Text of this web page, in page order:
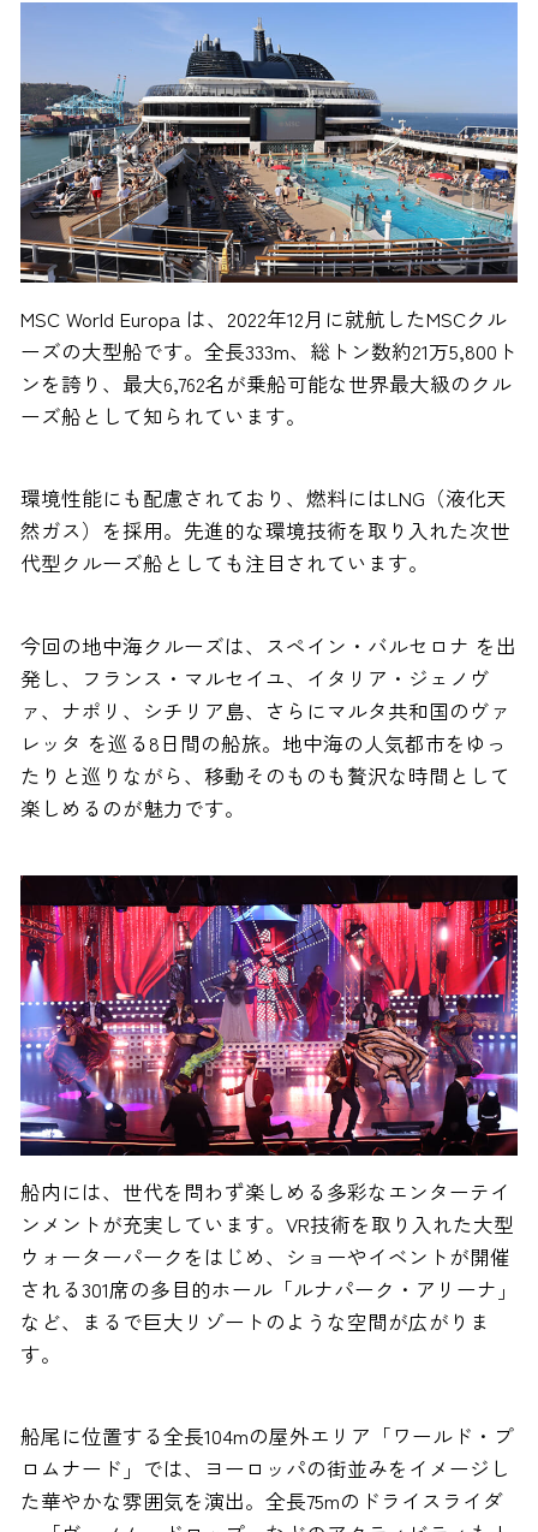
MSC World Europa は、2022年12月に就航したMSCクル
ーズの大型船です。全長333m、総トン数約21万5,800ト
ンを誇り、最大6,762名が乗船可能な世界最大級のクル
ーズ船として知られています。
環境性能にも配慮されており、燃料にはLNG（液化天
然ガス）を採用。先進的な環境技術を取り入れた次世
代型クルーズ船としても注目されています。
今回の地中海クルーズは、スペイン・バルセロナ を出
発し、フランス・マルセイユ、イタリア・ジェノヴ
ァ、ナポリ、シチリア島、さらにマルタ共和国のヴァ
レッタ を巡る8日間の船旅。地中海の人気都市をゆっ
たりと巡りながら、移動そのものも贅沢な時間として
楽しめるのが魅力です。
船内には、世代を問わず楽しめる多彩なエンターテイ
ンメントが充実しています。VR技術を取り入れた大型
ウォーターパークをはじめ、ショーやイベントが開催
される301席の多目的ホール「ルナパーク・アリーナ」
など、まるで巨大リゾートのような空間が広がりま
す。
船尾に位置する全長104mの屋外エリア「ワールド・プ
ロムナード」では、ヨーロッパの街並みをイメージし
た華やかな雰囲気を演出。全長75mのドライスライダ